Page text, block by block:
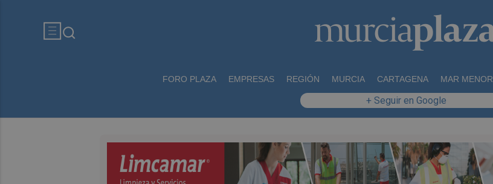
FORO PLAZA EMPRESAS REGIÓN MURCIA CARTAGENA MAR MENOR
+ Seguir en Google